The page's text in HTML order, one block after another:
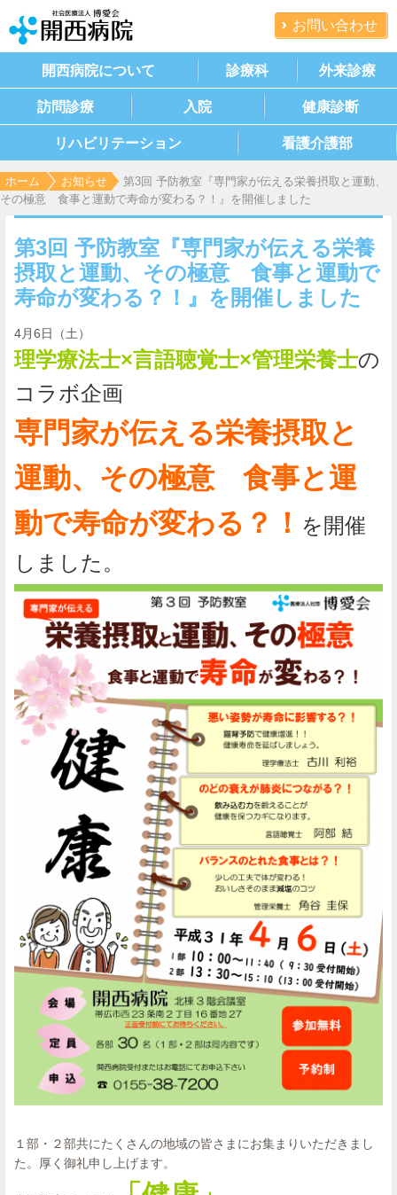
お問い合わせ
開西病院について 診療科 外来診療
訪問診療 入院 健康診断
リハビリテーション 看護介護部
ホーム お知らせ
第3回 予防教室『専門家が伝える栄養摂取と運動、
その極意 食事と運動で寿命が変わる？！』を開催しました
第3回 予防教室『専門家が伝える栄養
摂取と運動、その極意 食事と運動で
寿命が変わる？！』を開催しました
4月6日（土）
理学療法士×言語聴覚士×管理栄養士の
コラボ企画
専門家が伝える栄養摂取と
運動、その極意 食事と運
動で寿命が変わる？！ を開催
しました。
１部・２部共にたくさんの地域の皆さまにお集まりいただきまし
た。厚く御礼申し上げます。